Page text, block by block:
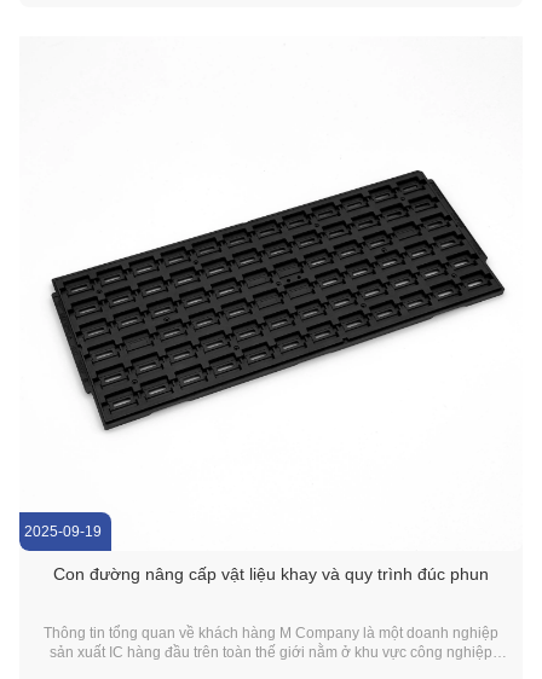
2025-09-19
Con đường nâng cấp vật liệu khay và quy trình đúc phun
Thông tin tổng quan về khách hàng M Company là một doanh nghiệp
sản xuất IC hàng đầu trên toàn thế giới nằm ở khu vực công nghiệp